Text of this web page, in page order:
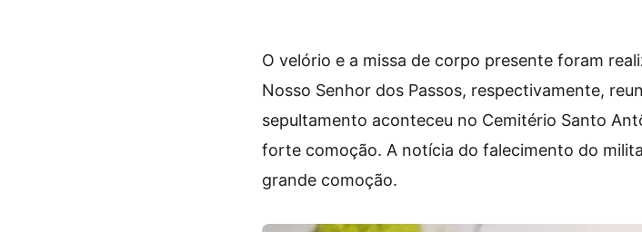
O velório e a missa de corpo presente foram
Nosso Senhor dos Passos, respectivamente,
sepultamento aconteceu no Cemitério Santo
forte comoção. A notícia do falecimento do
grande comoção.